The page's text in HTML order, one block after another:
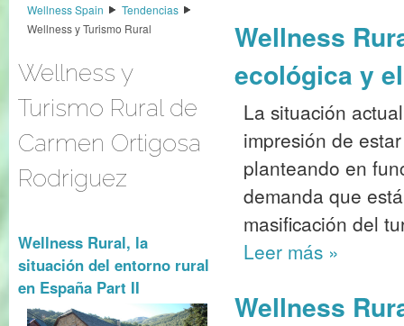
Wellness Spain
Tendencias
Wellness y Turismo Rural
Wellness y
Turismo Rural de
Carmen Ortigosa
Rodriguez
Wellness Rural, la
situación del entorno rural
en España Part II
Wellness
ecológica y
La situación
impresión de
planteando en
demanda que
masificación del
Leer más »
Wellness